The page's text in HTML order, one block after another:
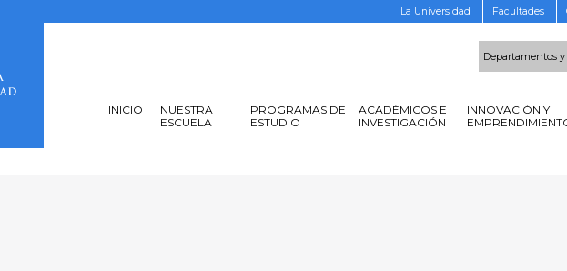
La Universidad Facultades
Departamentos
INICIO
NUESTRA
ESCUELA
PROGRAMAS DE
ESTUDIO
ACADÉMICOS E
INVESTIGACIÓN
INNOVACIÓN Y